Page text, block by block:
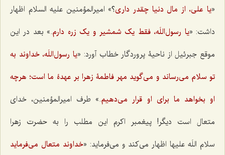
«یا علی، از مال دنیا چقدر داری؟» امیرالمؤمنین علیه السلام اظهار
داشت: «یا رسول‌اللَه، فقط یک شمشیر و یک زره دارم.» بعد در این
موقع جبرئیل از ناحیۀ پروردگار خطاب آورد: «یا رسول‌اللَه، خداوند به
تو سلام می‌رساند و می‌گوید مهر فاطمۀ زهرا بر عهدۀ ما است؛ هرچه
او بخواهد ما برای او قرار می‌دهیم.» طرف امیرالمؤمنین، خدای
متعال است دیگر! پیغمبر اکرم این مطلب را به حضرت زهرا
سلام اللَه علیها اظهار می‌کند و می‌فرماید: «خداوند متعال می‌فرماید